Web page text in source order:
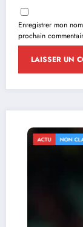
Enregistrer mon
prochain